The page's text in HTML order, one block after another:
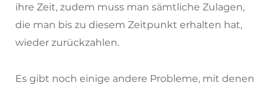
ihre Zeit, zudem muss man sämtliche Zulagen,
die man bis zu diesem Zeitpunkt erhalten hat,
wieder zurückzahlen.
Es gibt noch einige andere Probleme, mit denen